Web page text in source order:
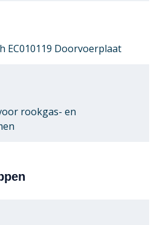
EC010119 Doorvoerplaat
rookgas- en